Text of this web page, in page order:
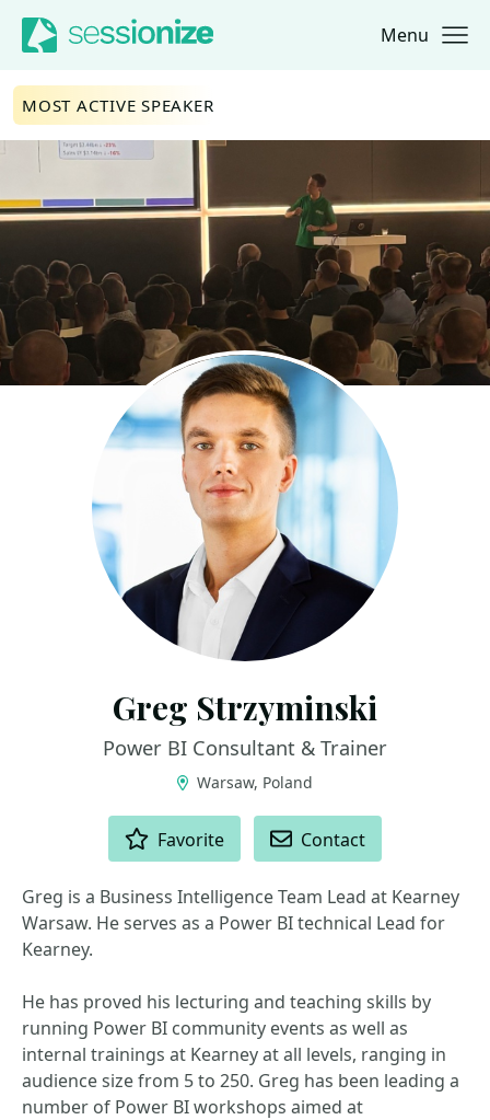
Jump to navigation
Jump to content Menu
MOST ACTIVE SPEAKER
Greg Strzyminski
Power BI Consultant & Trainer
Warsaw, Poland
Favorite Contact
Greg is a Business Intelligence Team Lead at Kearney
Warsaw. He serves as a Power BI technical Lead for
Kearney.
He has proved his lecturing and teaching skills by
running Power BI community events as well as
internal trainings at Kearney at all levels, ranging in
audience size from 5 to 250. Greg has been leading a
number of Power BI workshops aimed at